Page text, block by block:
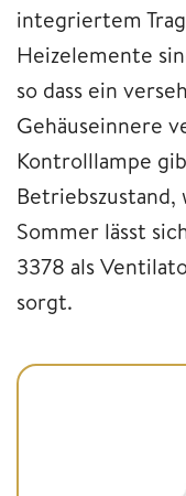
integriertem
Heizelemente
so dass ein
Gehäuseinnere
Kontrolllampe
Betriebszustand,
Sommer lässt
3378 als
sorgt.